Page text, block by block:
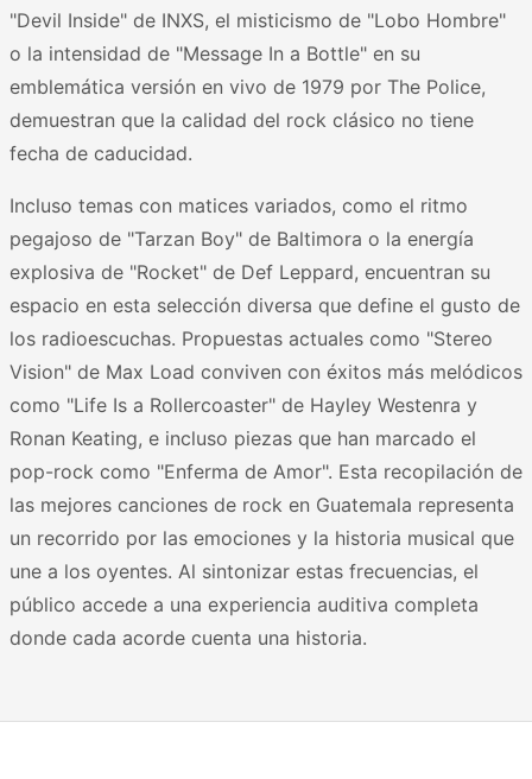
"Devil Inside" de INXS, el misticismo de "Lobo Hombre"
o la intensidad de "Message In a Bottle" en su
emblemática versión en vivo de 1979 por The Police,
demuestran que la calidad del rock clásico no tiene
fecha de caducidad.
Incluso temas con matices variados, como el ritmo
pegajoso de "Tarzan Boy" de Baltimora o la energía
explosiva de "Rocket" de Def Leppard, encuentran su
espacio en esta selección diversa que define el gusto de
los radioescuchas. Propuestas actuales como "Stereo
Vision" de Max Load conviven con éxitos más melódicos
como "Life Is a Rollercoaster" de Hayley Westenra y
Ronan Keating, e incluso piezas que han marcado el
pop-rock como "Enferma de Amor". Esta recopilación de
las mejores canciones de rock en Guatemala representa
un recorrido por las emociones y la historia musical que
une a los oyentes. Al sintonizar estas frecuencias, el
público accede a una experiencia auditiva completa
donde cada acorde cuenta una historia.